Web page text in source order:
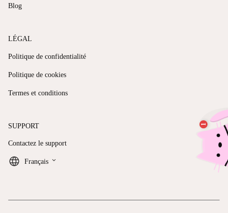
Blog
LÉGAL
Politique de confidentialité
Politique de cookies
Termes et conditions
SUPPORT
Contactez le support
Français keyboard_arrow_down